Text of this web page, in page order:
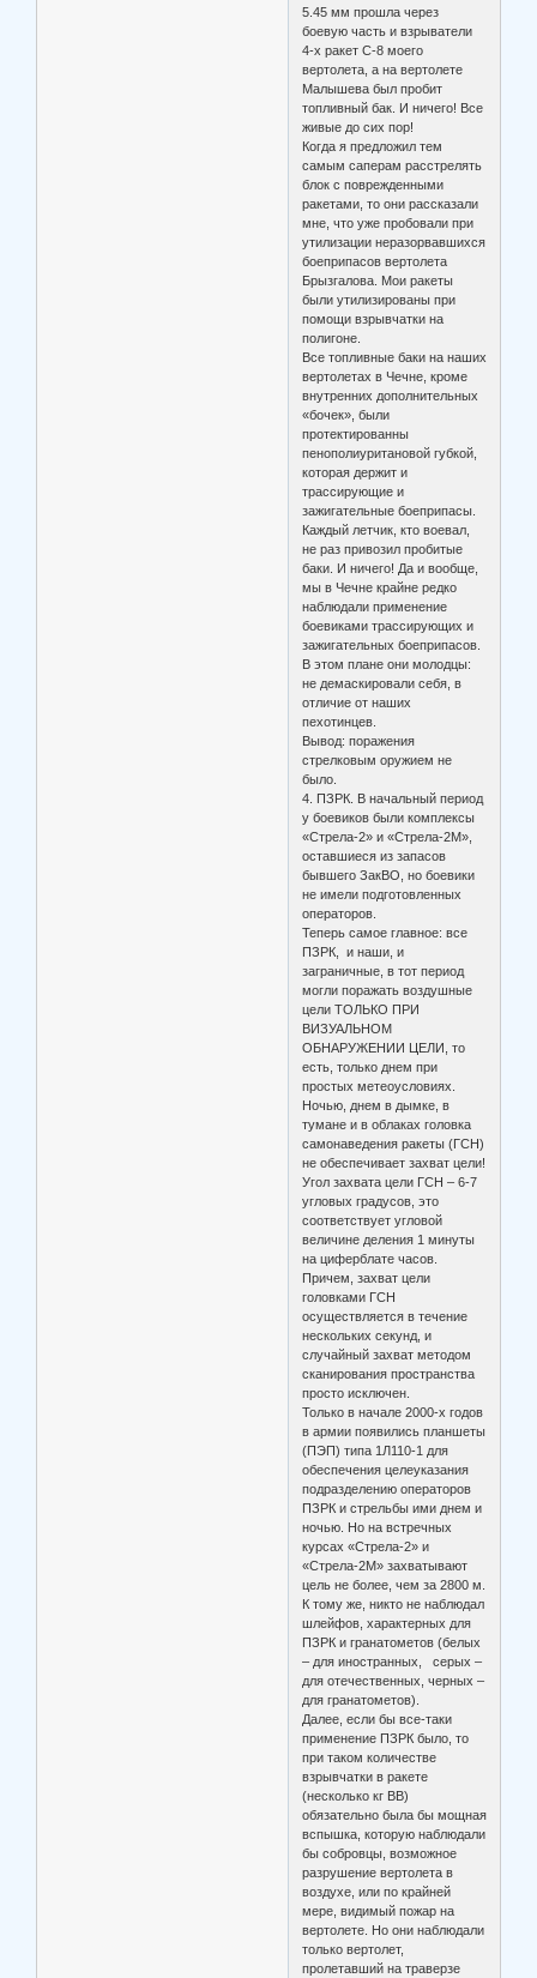
5.45 мм прошла через
боевую часть и взрыватели
4-х ракет С-8 моего
вертолета, а на вертолете
Малышева был пробит
топливный бак. И ничего! Все
живые до сих пор!
Когда я предложил тем
самым саперам расстрелять
блок с поврежденными
ракетами, то они рассказали
мне, что уже пробовали при
утилизации неразорвавшихся
боеприпасов вертолета
Брызгалова. Мои ракеты
были утилизированы при
помощи взрывчатки на
полигоне.
Все топливные баки на наших
вертолетах в Чечне, кроме
внутренних дополнительных
«бочек», были
протектированны
пенополиуритановой губкой,
которая держит и
трассирующие и
зажигательные боеприпасы.
Каждый летчик, кто воевал,
не раз привозил пробитые
баки. И ничего! Да и вообще,
мы в Чечне крайне редко
наблюдали применение
боевиками трассирующих и
зажигательных боеприпасов.
В этом плане они молодцы:
не демаскировали себя, в
отличие от наших
пехотинцев.
Вывод: поражения
стрелковым оружием не
было.
4. ПЗРК. В начальный период
у боевиков были комплексы
«Стрела-2» и «Стрела-2М»,
оставшиеся из запасов
бывшего ЗакВО, но боевики
не имели подготовленных
операторов.
Теперь самое главное: все
ПЗРК, и наши, и
заграничные, в тот период
могли поражать воздушные
цели ТОЛЬКО ПРИ
ВИЗУАЛЬНОМ
ОБНАРУЖЕНИИ ЦЕЛИ, то
есть, только днем при
простых метеоусловиях.
Ночью, днем в дымке, в
тумане и в облаках головка
самонаведения ракеты (ГСН)
не обеспечивает захват цели!
Угол захвата цели ГСН – 6-7
угловых градусов, это
соответствует угловой
величине деления 1 минуты
на циферблате часов.
Причем, захват цели
головками ГСН
осуществляется в течение
нескольких секунд, и
случайный захват методом
сканирования пространства
просто исключен.
Только в начале 2000-х годов
в армии появились планшеты
(ПЭП) типа 1Л110-1 для
обеспечения целеуказания
подразделению операторов
ПЗРК и стрельбы ими днем и
ночью. Но на встречных
курсах «Стрела-2» и
«Стрела-2М» захватывают
цель не более, чем за 2800 м.
К тому же, никто не наблюдал
шлейфов, характерных для
ПЗРК и гранатометов (белых
– для иностранных, серых –
для отечественных, черных –
для гранатометов).
Далее, если бы все-таки
применение ПЗРК было, то
при таком количестве
взрывчатки в ракете
(несколько кг ВВ)
обязательно была бы мощная
вспышка, которую наблюдали
бы собровцы, возможное
разрушение вертолета в
воздухе, или по крайней
мере, видимый пожар на
вертолете. Но они наблюдали
только вертолет,
пролетавший на траверзе